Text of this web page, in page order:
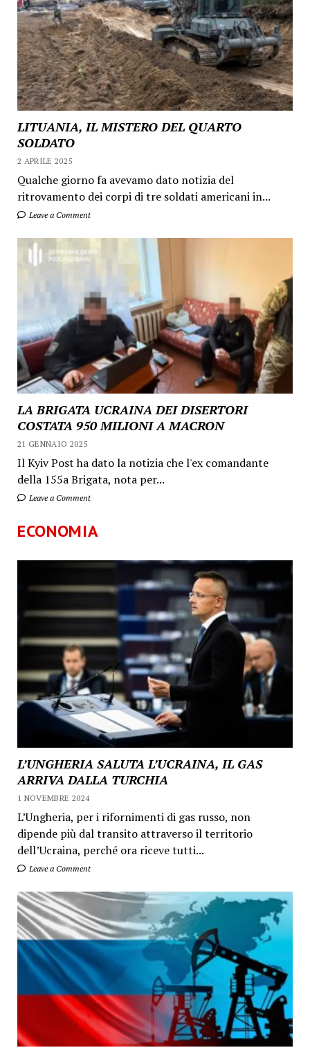
LITUANIA, IL MISTERO DEL QUARTO
SOLDATO
2 APRILE 2025
Qualche giorno fa avevamo dato notizia del
ritrovamento dei corpi di tre soldati americani in...
Leave a Comment
LA BRIGATA UCRAINA DEI DISERTORI
COSTATA 950 MILIONI A MACRON
21 GENNAIO 2025
Il Kyiv Post ha dato la notizia che l'ex comandante
della 155a Brigata, nota per...
Leave a Comment
ECONOMIA
L’UNGHERIA SALUTA L’UCRAINA, IL GAS
ARRIVA DALLA TURCHIA
1 NOVEMBRE 2024
L’Ungheria, per i rifornimenti di gas russo, non
dipende più dal transito attraverso il territorio
dell’Ucraina, perché ora riceve tutti...
Leave a Comment